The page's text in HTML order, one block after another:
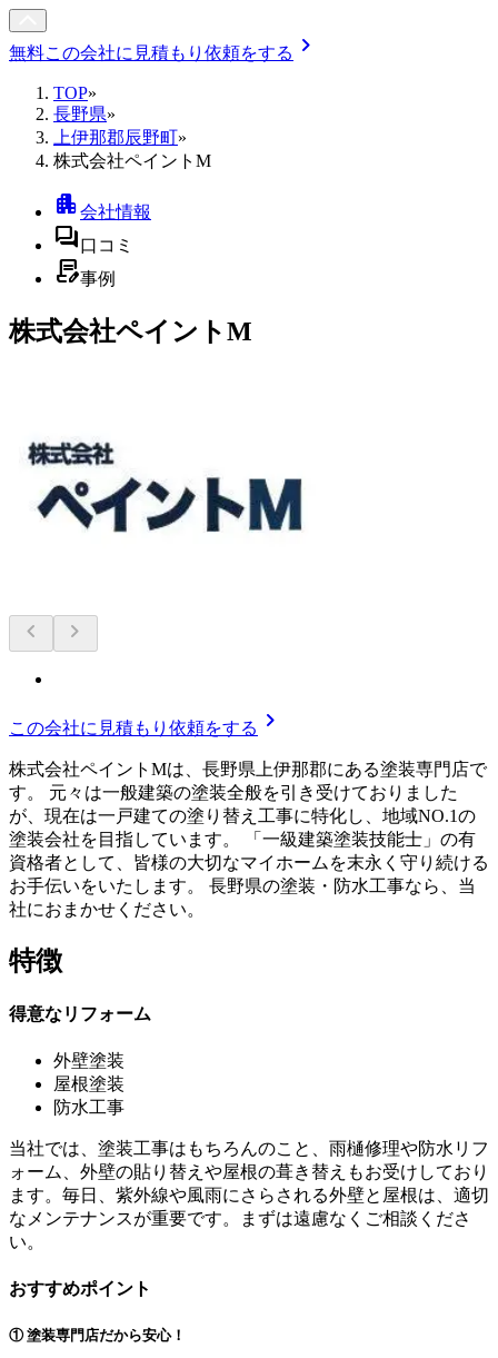
無料この会社に見積もり依頼をする chevron_right
TOP»
長野県»
上伊那郡辰野町»
株式会社ペイントM
apartment会社情報
forum口コミ
contract_edit事例
株式会社ペイントM
chevron_left chevron_right
この会社に見積もり依頼をする chevron_right
株式会社ペイントMは、長野県上伊那郡にある塗装専門店で
す。 元々は一般建築の塗装全般を引き受けておりました
が、現在は一戸建ての塗り替え工事に特化し、地域NO.1の
塗装会社を目指しています。 「一級建築塗装技能士」の有
資格者として、皆様の大切なマイホームを末永く守り続ける
お手伝いをいたします。 長野県の塗装・防水工事なら、当
社におまかせください。
特徴
得意なリフォーム
外壁塗装
屋根塗装
防水工事
当社では、塗装工事はもちろんのこと、雨樋修理や防水リフ
ォーム、外壁の貼り替えや屋根の葺き替えもお受けしており
ます。毎日、紫外線や風雨にさらされる外壁と屋根は、適切
なメンテナンスが重要です。まずは遠慮なくご相談くださ
い。
おすすめポイント
① 塗装専門店だから安心！